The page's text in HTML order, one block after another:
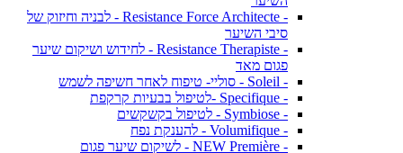
- Resistance Force Architecte - לבניה וחיזוק של
סיבי השיער
- Resistance Therapiste - לחידוש ושיקום שיער
פגום מאד
- Soleil - סוליי- טיפוח לאחר חשיפה לשמש
- Specifique -לטיפול בבעיות קרקפת
- Symbiose - לטיפול בקשקשים
- Volumifique - להענקת נפח
- NEW Première - לשיקום שיער פגום